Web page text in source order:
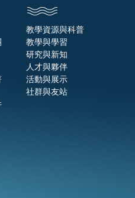
教學資源與科普
教學與學習
研究與新知
人才與夥伴
活動與展示
社群與友站